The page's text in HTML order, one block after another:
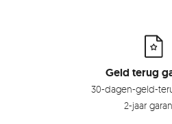
Geld terug
30-dagen-geld-
2-jaar